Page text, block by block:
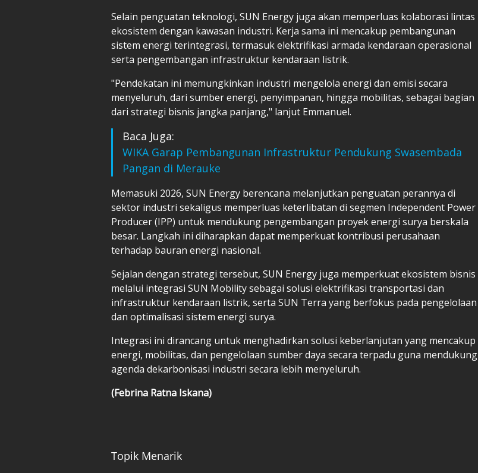
Selain penguatan teknologi, SUN Energy juga akan memperluas kolaborasi lintas
ekosistem dengan kawasan industri. Kerja sama ini mencakup pembangunan
sistem energi terintegrasi, termasuk elektrifikasi armada kendaraan operasional
serta pengembangan infrastruktur kendaraan listrik.
"Pendekatan ini memungkinkan industri mengelola energi dan emisi secara
menyeluruh, dari sumber energi, penyimpanan, hingga mobilitas, sebagai bagian
dari strategi bisnis jangka panjang," lanjut Emmanuel.
Baca Juga:
WIKA Garap Pembangunan Infrastruktur Pendukung Swasembada
Pangan di Merauke
Memasuki 2026, SUN Energy berencana melanjutkan penguatan perannya di
sektor industri sekaligus memperluas keterlibatan di segmen Independent Power
Producer (IPP) untuk mendukung pengembangan proyek energi surya berskala
besar. Langkah ini diharapkan dapat memperkuat kontribusi perusahaan
terhadap bauran energi nasional.
Sejalan dengan strategi tersebut, SUN Energy juga memperkuat ekosistem bisnis
melalui integrasi SUN Mobility sebagai solusi elektrifikasi transportasi dan
infrastruktur kendaraan listrik, serta SUN Terra yang berfokus pada pengelolaan
dan optimalisasi sistem energi surya.
Integrasi ini dirancang untuk menghadirkan solusi keberlanjutan yang mencakup
energi, mobilitas, dan pengelolaan sumber daya secara terpadu guna mendukung
agenda dekarbonisasi industri secara lebih menyeluruh.
(Febrina Ratna Iskana)
Topik Menarik